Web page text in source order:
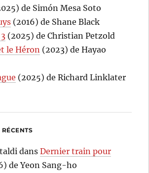
de Simón Mesa Soto
(2016) de Shane Black
(2025) de Christian Petzold
le Héron (2023) de Hayao
(2025) de Richard Linklater
dansDernier train pour
de Yeon Sang-ho